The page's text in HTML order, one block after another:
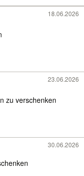
18.06.2026
23.06.2026
zu verschenken
30.06.2026